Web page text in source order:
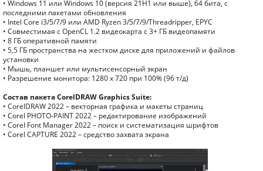
• Windows 11 или Windows 10 (версия 21H1 или выше), 64 бита, с
последними пакетами обновления
• Intel Core i3/5/7/9 или AMD Ryzen 3/5/7/9/Threadripper, EPYC
• Совместимая с OpenCL 1.2 видеокарта с 3+ ГБ видеопамяти
• 8 ГБ оперативной памяти
• 5,5 ГБ пространства на жестком диске для приложений и файлов
установки
• Мышь, планшет или мультисенсорный экран
• Разрешение монитора: 1280 x 720 при 100% (96 т/д)
Состав пакета CorelDRAW Graphics Suite:
• CorelDRAW 2022 – векторная графика и макеты страниц
• Corel PHOTO-PAINT 2022 – редактирование изображений
• Corel Font Manager 2022 – поиск и систематизация шрифтов
• Corel CAPTURE 2022 – средство захвата экрана